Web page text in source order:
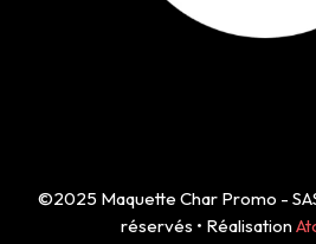
©2025 Maquette Char Promo -
réservés • Réalisation